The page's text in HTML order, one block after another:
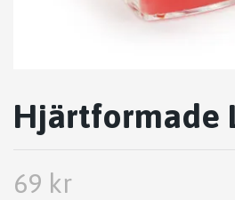
Hjärtformade
69 kr